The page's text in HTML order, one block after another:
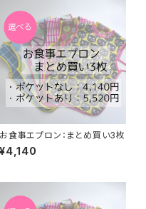
お食事エプロン：まとめ買い3枚
¥4,140